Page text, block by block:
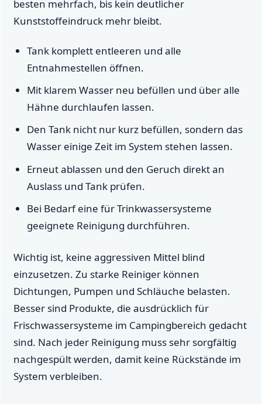
besten mehrfach, bis kein deutlicher
Kunststoffeindruck mehr bleibt.
Tank komplett entleeren und alle
Entnahmestellen öffnen.
Mit klarem Wasser neu befüllen und über alle
Hähne durchlaufen lassen.
Den Tank nicht nur kurz befüllen, sondern das
Wasser einige Zeit im System stehen lassen.
Erneut ablassen und den Geruch direkt an
Auslass und Tank prüfen.
Bei Bedarf eine für Trinkwassersysteme
geeignete Reinigung durchführen.
Wichtig ist, keine aggressiven Mittel blind
einzusetzen. Zu starke Reiniger können
Dichtungen, Pumpen und Schläuche belasten.
Besser sind Produkte, die ausdrücklich für
Frischwassersysteme im Campingbereich gedacht
sind. Nach jeder Reinigung muss sehr sorgfältig
nachgespült werden, damit keine Rückstände im
System verbleiben.